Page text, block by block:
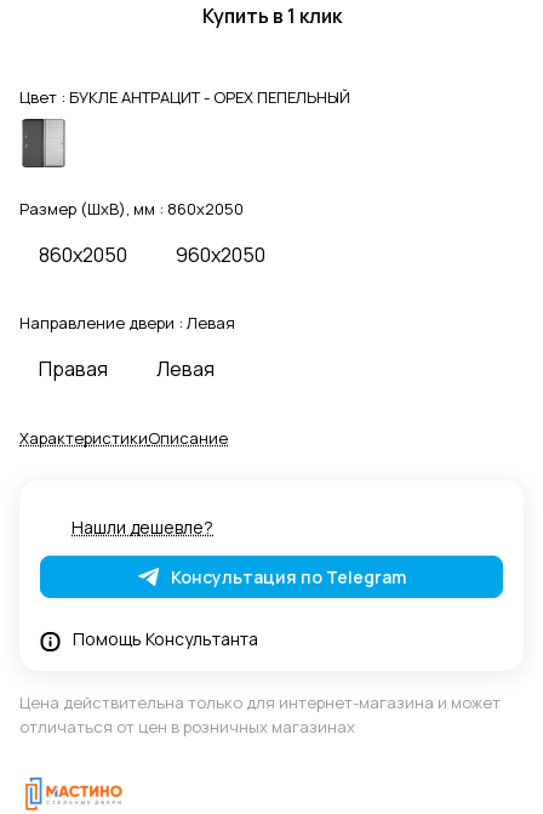
Купить в 1 клик
Цвет : БУКЛЕ АНТРАЦИТ - ОРЕХ ПЕПЕЛЬНЫЙ
Размер (ШхВ), мм : 860x2050
860x2050 960x2050
Направление двери : Левая
Правая Левая
ХарактеристикиОписание
Нашли дешевле?
Консультация по Telegram
Помощь Консультанта
Цена действительна только для интернет-магазина и может
отличаться от цен в розничных магазинах